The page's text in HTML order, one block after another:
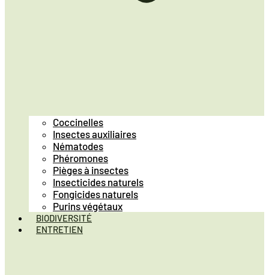
Coccinelles
Insectes auxiliaires
Nématodes
Phéromones
Pièges à insectes
Insecticides naturels
Fongicides naturels
Purins végétaux
BIODIVERSITÉ
ENTRETIEN